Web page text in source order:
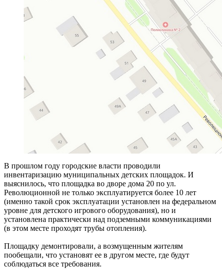
В прошлом году городские власти проводили
инвентаризацию муниципальных детских площадок. И
выяснилось, что площадка во дворе дома 20 по ул.
Революционной не только эксплуатируется более 10 лет
(именно такой срок эксплуатации установлен на федеральном
уровне для детского игрового оборудования), но и
установлена практически над подземными коммуникациями
(в этом месте проходят трубы отопления).
Площадку демонтировали, а возмущенным жителям
пообещали, что установят ее в другом месте, где будут
соблюдаться все требования.